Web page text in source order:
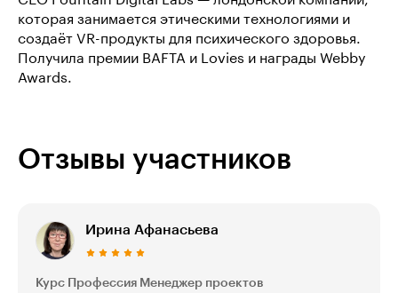
которая занимается этическими технологиями и
создаёт VR-продукты для психического здоровья.
Получила премии BAFTA и Lovies и награды Webby
Awards.
Отзывы участников
Ирина Афанасьева
Курс Профессия Менеджер проектов